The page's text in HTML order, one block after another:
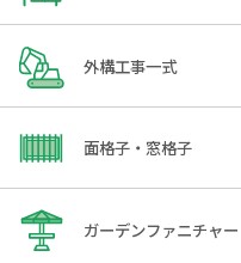
外構工事一式
面格子・窓格子
ガーデンファニチャー